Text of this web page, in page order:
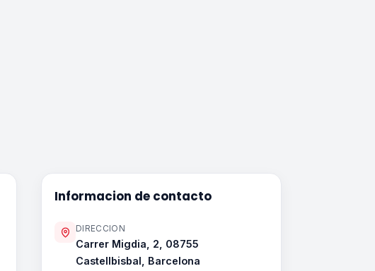
Informacion de contacto
DIRECCION
Carrer Migdia, 2, 08755
Castellbisbal, Barcelona